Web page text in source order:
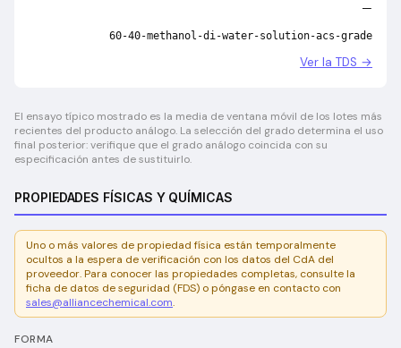
—
60-40-methanol-di-water-solution-acs-grade
Ver la TDS →
El ensayo típico mostrado es la media de ventana móvil de los lotes más
recientes del producto análogo. La selección del grado determina el uso
final posterior: verifique que el grado análogo coincida con su
especificación antes de sustituirlo.
PROPIEDADES FÍSICAS Y QUÍMICAS
Uno o más valores de propiedad física están temporalmente
ocultos a la espera de verificación con los datos del CdA del
proveedor. Para conocer las propiedades completas, consulte la
ficha de datos de seguridad (FDS) o póngase en contacto con
sales@alliancechemical.com.
FORMA